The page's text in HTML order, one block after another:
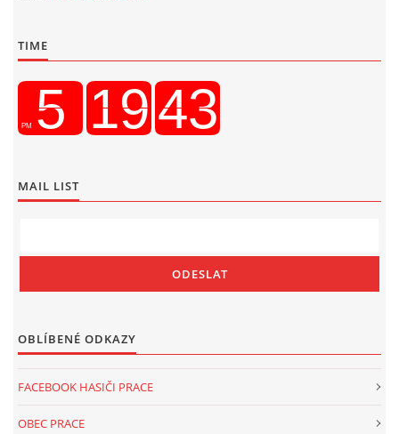
TIME
MAIL LIST
OBLÍBENÉ ODKAZY
FACEBOOK HASIČI PRACE
OBEC PRACE